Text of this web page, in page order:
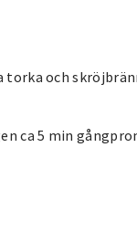
torka och
ca 5 min